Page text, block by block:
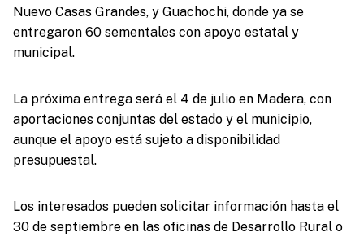
Nuevo Casas Grandes, y Guachochi, donde ya se
entregaron 60 sementales con apoyo estatal y
municipal.
La próxima entrega será el 4 de julio en Madera, con
aportaciones conjuntas del estado y el municipio,
aunque el apoyo está sujeto a disponibilidad
presupuestal.
Los interesados pueden solicitar información hasta el
30 de septiembre en las oficinas de Desarrollo Rural o